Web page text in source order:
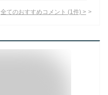
全てのおすすめコメント (1 件) >